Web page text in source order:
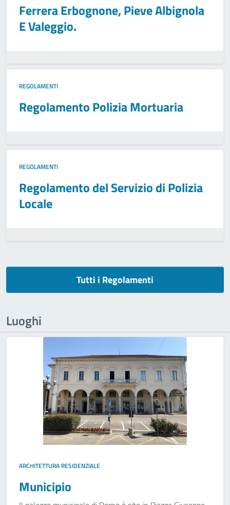
Ferrera Erbognone, Pieve Albignola
E Valeggio.
REGOLAMENTI
Regolamento Polizia Mortuaria
REGOLAMENTI
Regolamento del Servizio di Polizia
Locale
Tutti i Regolamenti
Luoghi
ARCHITETTURA RESIDENZIALE
Municipio